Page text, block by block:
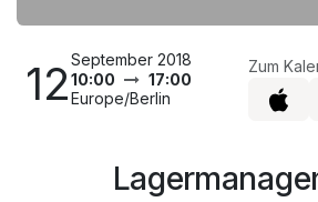
12September 2018
10:00
17:00
Europe/Berlin
Zum